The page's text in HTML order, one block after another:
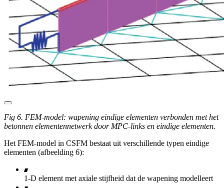
Fig 6. FEM-model: wapening eindige elementen verbonden met het
betonnen elementennetwerk door MPC-links en eindige elementen.
Het FEM-model in CSFM bestaat uit verschillende typen eindige
elementen (afbeelding 6):
1-D element met axiale stijfheid dat de wapening modelleert